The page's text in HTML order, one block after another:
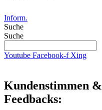
Inform.
Suche
Suche
Youtube Facebook-f Xing
Kundenstimmen &
Feedbacks: